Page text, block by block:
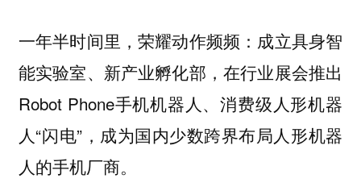
一年半时间里，荣耀动作频频：成立具身智
能实验室、新产业孵化部，在行业展会推出
Robot Phone手机机器人、消费级人形机器
人“闪电”，成为国内少数跨界布局人形机器
人的手机厂商。